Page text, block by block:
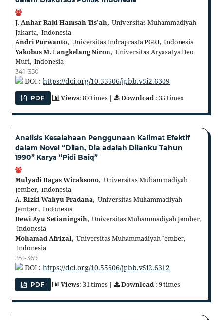
J. Anhar Rabi Hamsah Tis’ah, Universitas Muhammadiyah
Jakarta, Indonesia
Andri Purwanto, Universitas Indraprasta PGRI, Indonesia
Yakobus M. Langkelang Niron, Universitas Aryasatya Deo
Muri, Indonesia
341-350
DOI : https://doi.org/10.55606/jpbb.v5i2.6309
PDF Views: 87 times | Download: 35 times
Analisis Kesalahaan Penggunaan Kalimat Efektif
dalam Novel “Dilan, Dia adalah Dilanku Tahun
1990” Karya “Pidi Baiq”
Mulyadi Bagas Wicaksono, Universitas Muhammadiyah
Jember, Indonesia
A. Rizki Wahyu Pradana, Universitas Muhammadiyah
Jember , Indonesia
Dewi Ayu Setianingsih, Universitas Muhammadiyah Jember,
Indonesia
Mohamad Afrizal, Universitas Muhammadiyah Jember,
Indonesia
351-369
DOI : https://doi.org/10.55606/jpbb.v5i2.6312
PDF Views: 31 times | Download: 9 times